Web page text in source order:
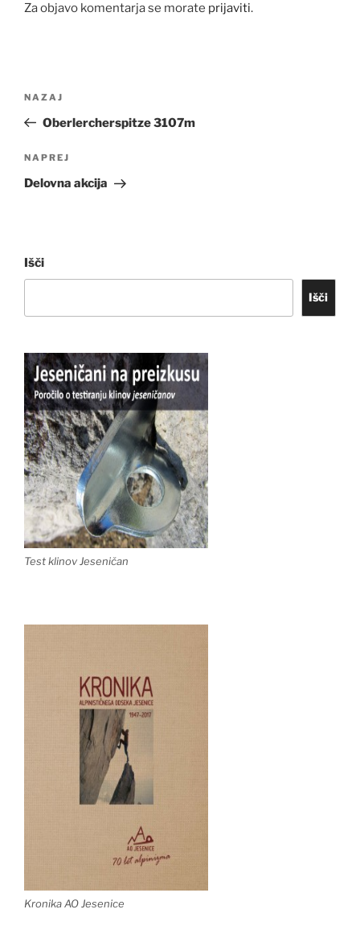
Za objavo komentarja se morate prijaviti.
Prejšnji
prispevek
NAZAJ
Oberlercherspitze 3107m
Naslednji
prispevek
NAPREJ
Delovna akcija
Išči
Išči
Test klinov Jeseničan
Kronika AO Jesenice